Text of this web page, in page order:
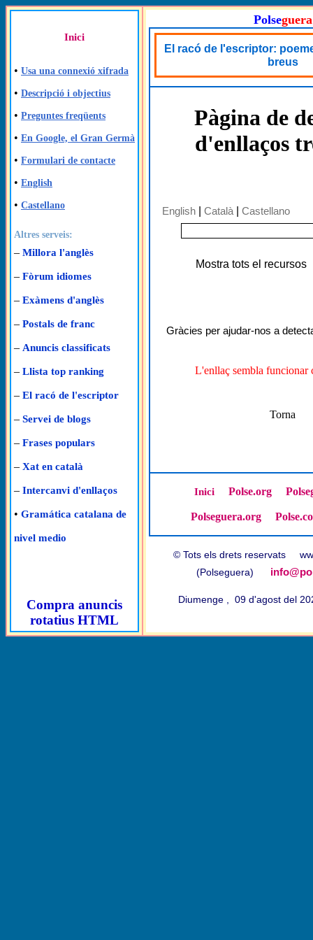
Inici
• Usa una connexió xifrada
• Descripció i objectius
• Preguntes freqüents
• En Google, el Gran Germà
• Formulari de contacte
• English
• Castellano
Altres serveis:
– Millora l'anglès
– Fòrum idiomes
– Exàmens d'anglès
– Postals de franc
– Anuncis classificats
– Llista top ranking
– El racó de l'escriptor
– Servei de blogs
– Frases populars
– Xat en català
– Intercanvi d'enllaços
• Gramática catalana de
nivel medio
Compra anuncis
rotatius HTML
Polseguera
El racó de l'escriptor:
breus
Pàgina de
d'enllaços
English Català Castellano
Mostra tots el recursos
Gràcies per ajudar-nos a
L'enllaç sembla funcionar
Torna
Inici Polse.org
Polseguera.org
© Tots els drets reservats
(Polseguera)
Diumenge , 09 d'agost del